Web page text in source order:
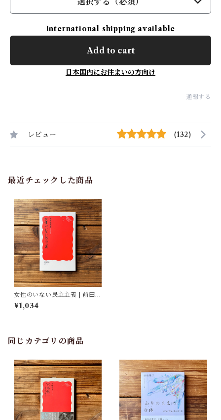
International shipping available
Add to cart
日本国内にお住まいの方向け
通報する
レビュー (132)
最近チェックした商品
女性のいない民主主義 | 前田
健太郎
¥1,034
同じカテゴリの商品